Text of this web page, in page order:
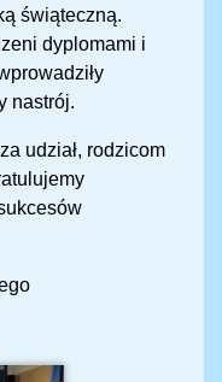
świąteczną.
dyplomami i
nastrój.
udział, rodzicom